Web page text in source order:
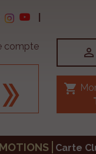
compte 
shopping_cart
Carte